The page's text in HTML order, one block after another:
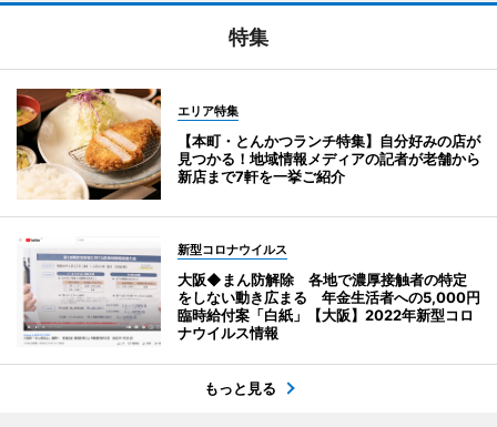
特集
エリア特集
【本町・とんかつランチ特集】自分好みの店が
見つかる！地域情報メディアの記者が老舗から
新店まで7軒を一挙ご紹介
新型コロナウイルス
大阪◆まん防解除 各地で濃厚接触者の特定
をしない動き広まる 年金生活者への5,000円
臨時給付案「白紙」【大阪】2022年新型コロ
ナウイルス情報
もっと見る